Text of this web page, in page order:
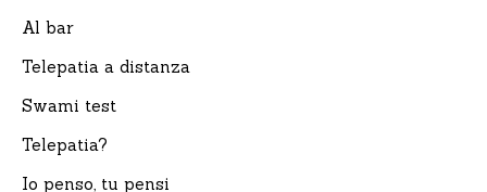
Al bar
Telepatia a distanza
Swami test
Telepatia?
Io penso, tu pensi